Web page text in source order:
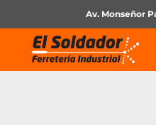
Av. Monseñor